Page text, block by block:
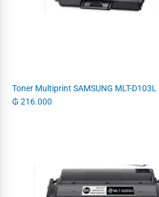
Toner Multiprint SAMSUNG MLT-D103L
₲ 216.000